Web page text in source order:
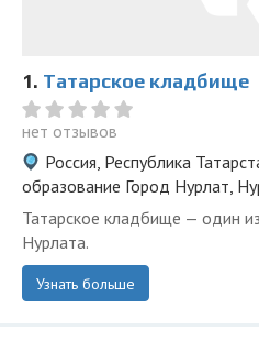
1. Татарское кладбище
нет отзывов
Россия, Республика
образование Город Нурлат,
Татарское кладбище — один
Нурлата.
Узнать больше